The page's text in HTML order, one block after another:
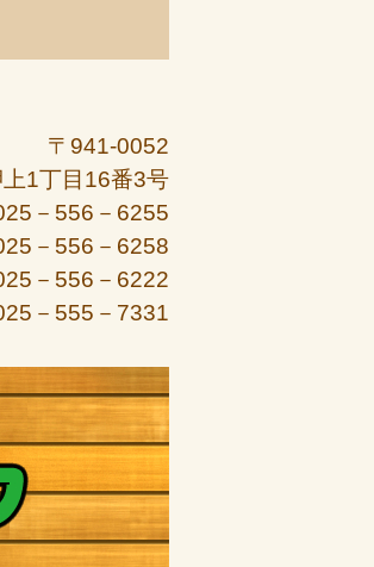
〒941-0052
1丁目16番3号
－556－6255
－556－6258
－556－6222
－555－7331